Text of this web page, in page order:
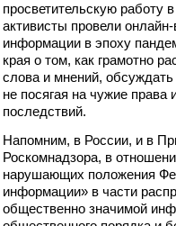
просветительскую работу
активисты провели
информации в эпоху
края о том, как грамотно
слова и мнений,
не посягая на чужие права
последствий.
Напомним, в России, и в
Роскомнадзора, в
нарушающих положения
информации» в части
общественно значимой